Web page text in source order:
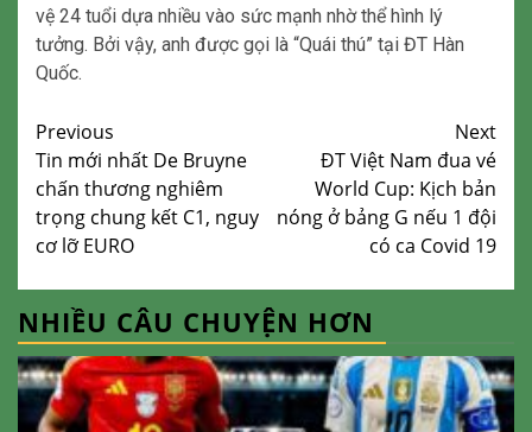
vệ 24 tuổi dựa nhiều vào sức mạnh nhờ thể hình lý
tưởng. Bởi vậy, anh được gọi là “Quái thú” tại ĐT Hàn
Quốc.
Continue
Reading
Previous
Tin mới nhất De Bruyne
chấn thương nghiêm
trọng chung kết C1, nguy
cơ lỡ EURO
Next
ĐT Việt Nam đua vé
World Cup: Kịch bản
nóng ở bảng G nếu 1 đội
có ca Covid 19
NHIỀU CÂU CHUYỆN HƠN